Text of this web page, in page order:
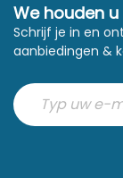
We houden
Schrijf je in en
aanbiedingen &